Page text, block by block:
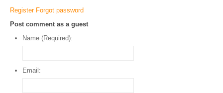
Register Forgot password
Post comment as a guest
Name (Required):
Email: